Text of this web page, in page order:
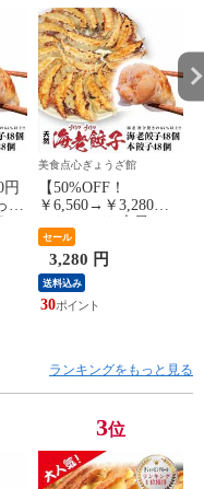
円
美食点心ぎょうざ館
【50%OFF！
￥6,560→￥3,280！】
ぷりっぷり 大量のエ
ビ！ 海老 餃子 48個
しょうがが効いて
る！ 本餃子 48個 美
食点心ぎょうざ館
セール
3,280 円
送料込み
30
ランキングをもっと見る
3位